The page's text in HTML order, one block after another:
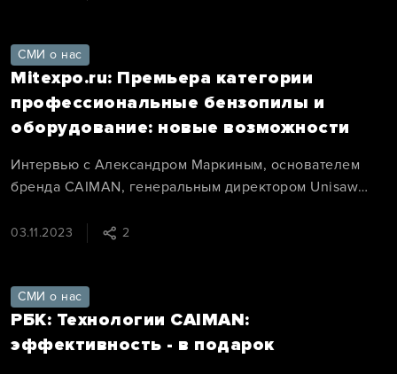
СМИ о нас
Mitexpo.ru: Премьера категории
профессиональные бензопилы и
оборудование: новые возможности
Интервью с Александром Маркиным, основателем
бренда CAIMAN, генеральным директором Unisaw
03.11.2023 2
СМИ о нас
РБК: Технологии CAIMAN:
эффективность - в подарок